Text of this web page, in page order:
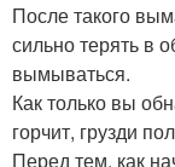
После такого
сильно терять в
вымываться.
Как только вы
горчит, грузди
Перед тем, как